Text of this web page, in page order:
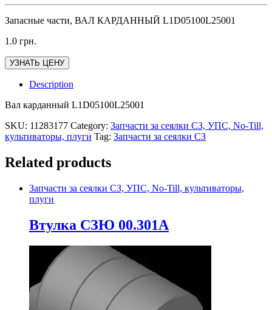
Запасные части, ВАЛ КАРДАННЫЙ L1D05100L25001
1.0 грн.
УЗНАТЬ ЦЕНУ
Description
Вал карданный L1D05100L25001
SKU: 11283177 Category: Запчасти за сеялки СЗ, УПС, No-Till,
культиваторы, плуги Tag: Запчасти за сеялки СЗ
Related products
Запчасти за сеялки СЗ, УПС, No-Till, культиваторы,
плуги
Втулка СЗЮ 00.301А